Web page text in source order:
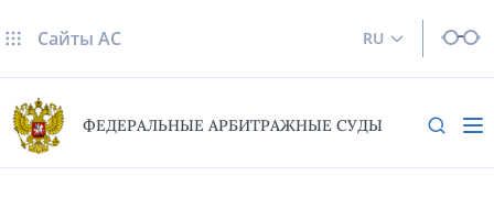
RU
Сайты AC
ФЕДЕРАЛЬНЫЕ АРБИТРАЖНЫЕ СУДЫ